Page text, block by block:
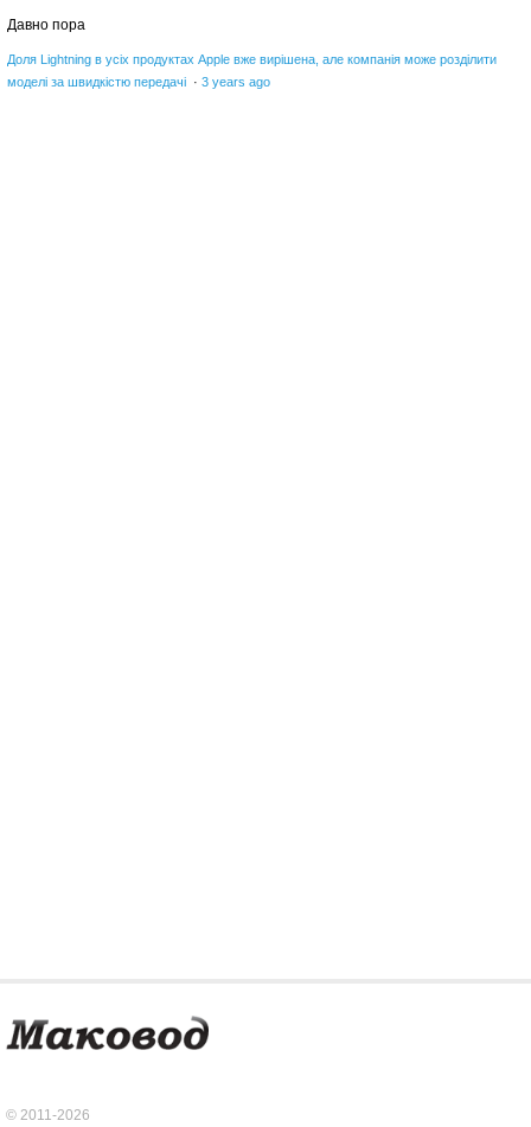
Давно пора
Доля Lightning в усіх продуктах Apple вже вирішена, але компанія може розділити
моделі за швидкістю передачі · 3 years ago
© 2011-2026